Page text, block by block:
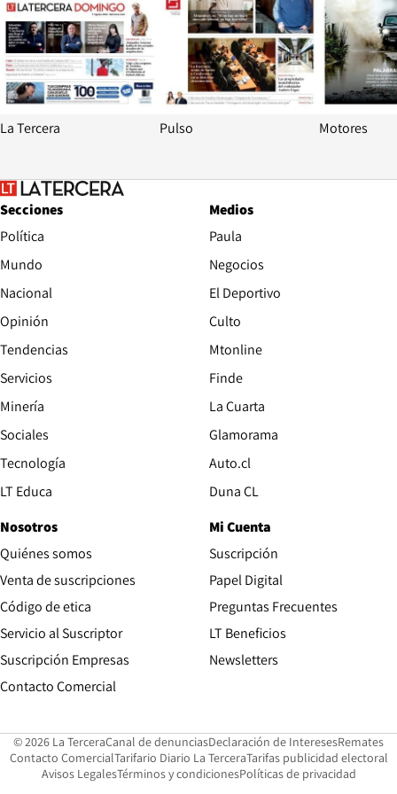
La Tercera Pulso Motores
Secciones
Política
Mundo
Nacional
Opinión
Tendencias
Servicios
Minería
Sociales
Tecnología
LT Educa
Medios
Paula
Negocios
El Deportivo
Culto
Mtonline
Finde
La Cuarta
Glamorama
Auto.clOpens in new window
Duna CLOpens in new window
Nosotros
Quiénes somos
Venta de suscripciones
Código de etica Opens in new window
Servicio al Suscriptor
Suscripción Empresas
Contacto ComercialOpens in new window
Mi Cuenta
Suscripción
Papel DigitalOpens in new
Preguntas Frecuentes
LT Beneficios
Newsletters
© 2026 La TerceraCanal de denunciasOpens in new window
Declaración de InteresesOpens in
Remates
Contacto ComercialOpens in new window
Tarifario Diario La TerceraOpens in new window
Tarifas publicidad electoral
Avisos LegalesOpens in new window
Términos y condicionesPolíticas de privacidad